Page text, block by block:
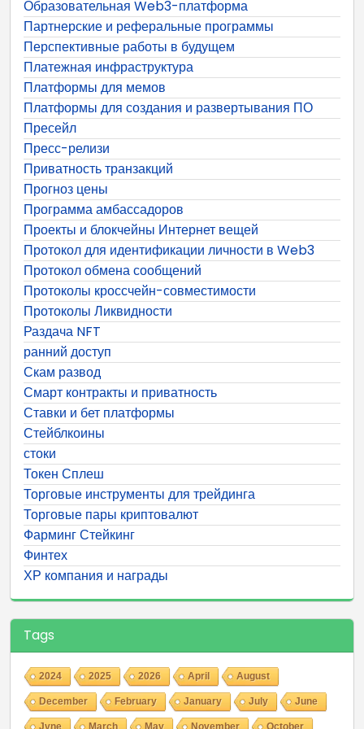
Образовательная Web3-платформа
Партнерские и реферальные программы
Перспективные работы в будущем
Платежная инфраструктура
Платформы для мемов
Платформы для создания и развертывания ПО
Пресейл
Пресс-релизи
Приватность транзакций
Прогноз цены
Программа амбассадоров
Проекты и блокчейны Интернет вещей
Протокол для идентификации личности в Web3
Протокол обмена сообщений
Протоколы кроссчейн-совместимости
Протоколы Ликвидности
Раздача NFT
ранний доступ
Скам развод
Смарт контракты и приватность
Ставки и бет платформы
Стейблкоины
стоки
Токен Сплеш
Торговые инструменты для трейдинга
Торговые пары криптовалют
Фарминг Стейкинг
Финтех
ХР компания и награды
Tags
2024 2025 2026 April August
December February January July June
Jyne March May November October